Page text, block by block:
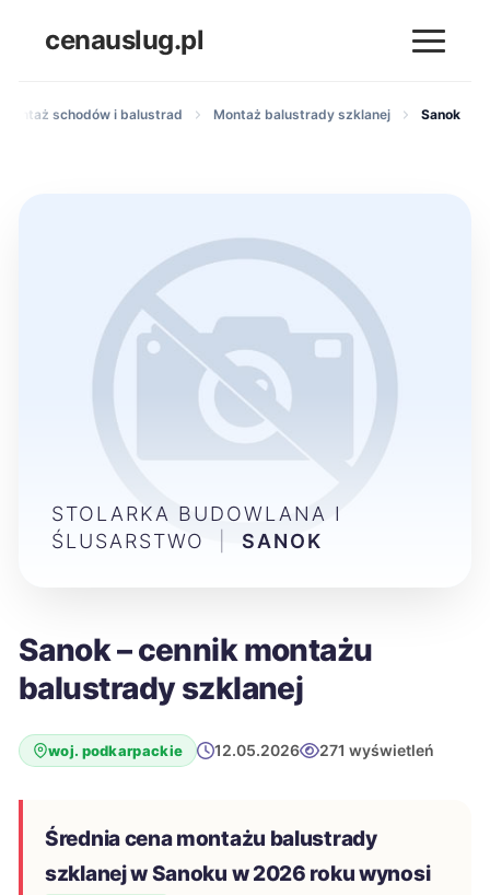
cenauslug.pl
schodów i balustrad Montaż balustrady szklanej Sanok
Sanok – cennik montażu
balustrady szklanej
woj. podkarpackie 12.05.2026 271 wyświetleń
Średnia cena montażu balustrady
szklanej w Sanoku w 2026 roku wynosi
STOLARKA BUDOWLANA I
ŚLUSARSTWO
SANOK